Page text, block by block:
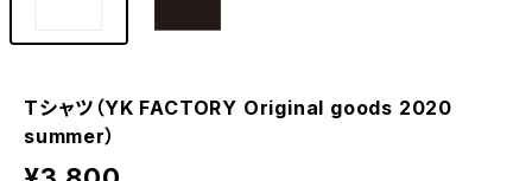
Tシャツ（YK FACTORY Original goods 2020
summer）